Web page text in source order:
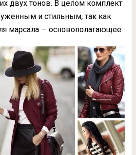
двух тонов. В целом комплект
и стильным, так как
марсала — основополагающее.